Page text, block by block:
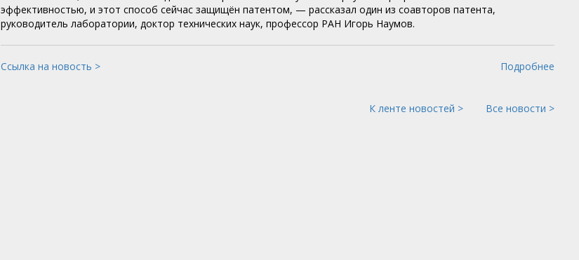
эффективностью, и этот способ сейчас защищён патентом, — рассказал один из соавторов патента,
руководитель лаборатории, доктор технических наук, профессор РАН Игорь Наумов.
Ссылка на новость > Подробнее
К ленте новостей > Все новости >